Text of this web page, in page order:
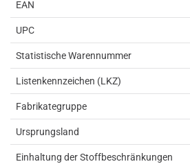
EAN
UPC
Statistische Warennummer
Listenkennzeichen (LKZ)
Fabrikategruppe
Ursprungsland
Einhaltung der Stoffbeschränkungen